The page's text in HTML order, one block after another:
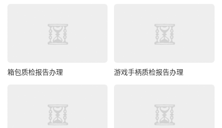
箱包质检报告办理 游戏手柄质检报告办理